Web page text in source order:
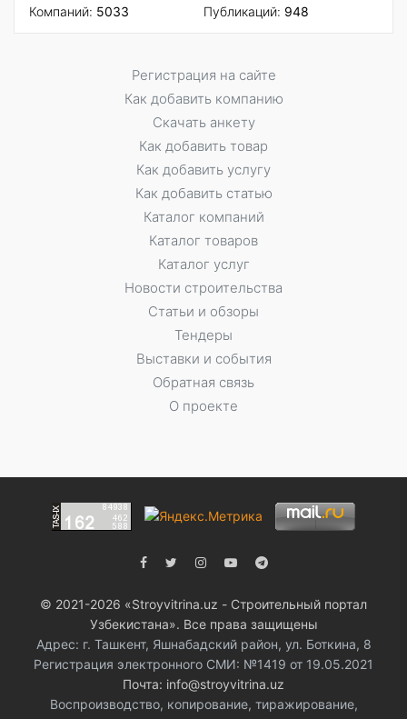
Компаний: 5033
Публикаций: 948
Регистрация на сайте
Как добавить компанию
Скачать анкету
Как добавить товар
Как добавить услугу
Как добавить статью
Каталог компаний
Каталог товаров
Каталог услуг
Новости строительства
Статьи и обзоры
Тендеры
Выставки и события
Обратная связь
О проекте
© 2021-2026 «Stroyvitrina.uz - Строительный портал
Узбекистана». Все права защищены
Адрес: г. Ташкент, Яшнабадский район, ул. Боткина, 8
Регистрация электронного СМИ: №1419 от 19.05.2021
Почта: info@stroyvitrina.uz
Воспроизводство, копирование, тиражирование,